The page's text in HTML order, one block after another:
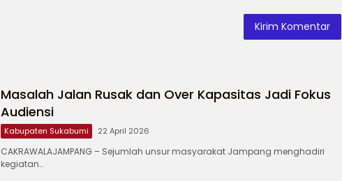
Masalah Jalan Rusak dan Over Kapasitas Jadi Fokus
Audiensi
Kabupaten Sukabumi 22 April 2026
CAKRAWALAJAMPANG – ‎Sejumlah unsur masyarakat Jampang menghadiri
kegiatan…